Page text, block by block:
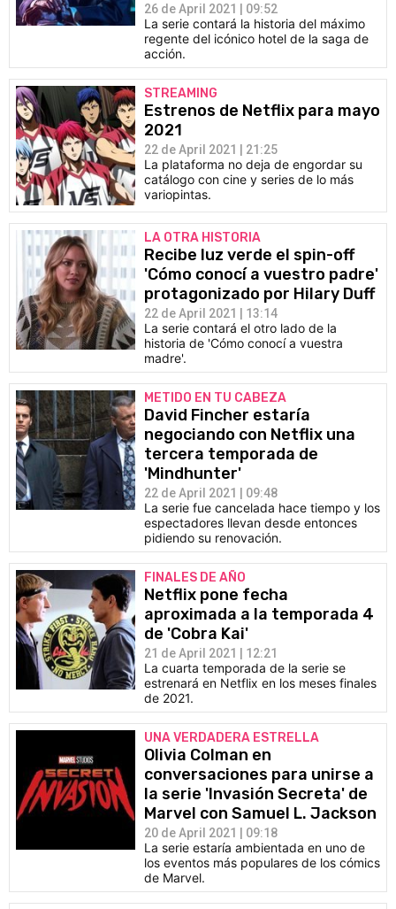
26 de April 2021 | 09:52
La serie contará la historia del máximo
regente del icónico hotel de la saga de
acción.
STREAMING
Estrenos de Netflix para mayo
2021
22 de April 2021 | 21:25
La plataforma no deja de engordar su
catálogo con cine y series de lo más
variopintas.
LA OTRA HISTORIA
Recibe luz verde el spin-off
'Cómo conocí a vuestro padre'
protagonizado por Hilary Duff
22 de April 2021 | 13:14
La serie contará el otro lado de la
historia de 'Cómo conocí a vuestra
madre'.
METIDO EN TU CABEZA
David Fincher estaría
negociando con Netflix una
tercera temporada de
'Mindhunter'
22 de April 2021 | 09:48
La serie fue cancelada hace tiempo y los
espectadores llevan desde entonces
pidiendo su renovación.
FINALES DE AÑO
Netflix pone fecha
aproximada a la temporada 4
de 'Cobra Kai'
21 de April 2021 | 12:21
La cuarta temporada de la serie se
estrenará en Netflix en los meses finales
de 2021.
UNA VERDADERA ESTRELLA
Olivia Colman en
conversaciones para unirse a
la serie 'Invasión Secreta' de
Marvel con Samuel L. Jackson
20 de April 2021 | 09:18
La serie estaría ambientada en uno de
los eventos más populares de los cómics
de Marvel.